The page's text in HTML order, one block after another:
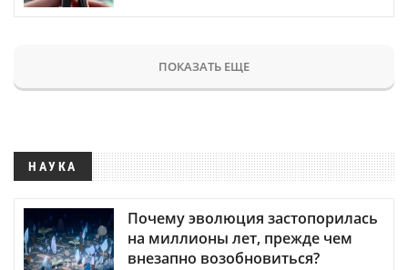
ПОКАЗАТЬ ЕЩЕ
НАУКА
Почему эволюция застопорилась
на миллионы лет, прежде чем
внезапно возобновиться?